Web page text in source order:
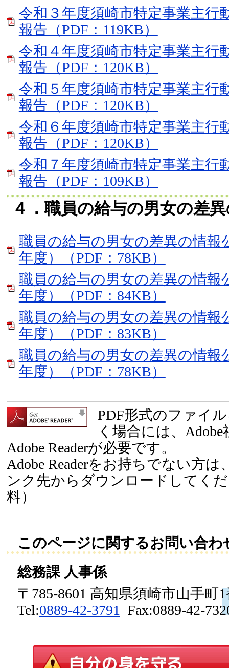
令和３年度須崎市特定事業主行
報告（PDF：119KB）
令和４年度須崎市特定事業主行
報告（PDF：120KB）
令和５年度須崎市特定事業主行
報告（PDF：120KB）
令和６年度須崎市特定事業主行
報告（PDF：120KB）
令和７年度須崎市特定事業主行
報告（PDF：109KB）
４．職員の給与の男女の差
職員の給与の男女の差異の情報
年度）（PDF：78KB）
職員の給与の男女の差異の情報
年度）（PDF：84KB）
職員の給与の男女の差異の情報
年度）（PDF：83KB）
職員の給与の男女の差異の情報
年度）（PDF：78KB）
PDF形式のファイ
く場合には、
Adobe Readerが必要です。
Adobe Readerをお持ちでない方は
ンク先からダウンロードしてく
料）
このページに関するお問い合わ
総務課 人事係
〒785-8601 高知県須崎市山手町
Tel:0889-42-3791 Fax:0889-42-